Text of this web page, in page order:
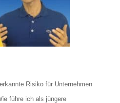
Risiko für Unternehmen
führe ich als jüngere